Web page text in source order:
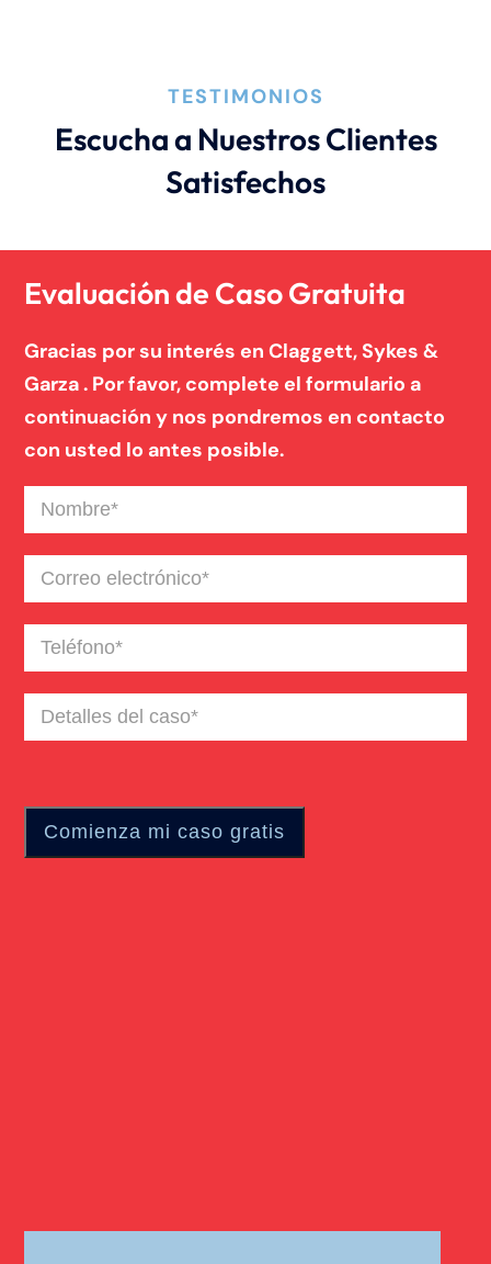
TESTIMONIOS
Escucha a Nuestros Clientes
Satisfechos
Evaluación de Caso Gratuita
Gracias por su interés en Claggett, Sykes &
Garza . Por favor, complete el formulario a
continuación y nos pondremos en contacto
con usted lo antes posible.
Nombre(Required)
Correo
electrónico(Required)
Teléfono(Required)
Detalles
del